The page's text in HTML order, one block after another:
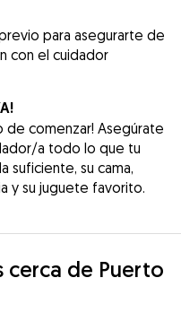
para asegurarte de
con el cuidador
de comenzar! Asegúrate
a todo lo que tu
suficiente, su cama,
y su juguete favorito.
cerca de Puerto